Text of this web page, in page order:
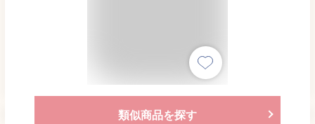
類似商品を探す